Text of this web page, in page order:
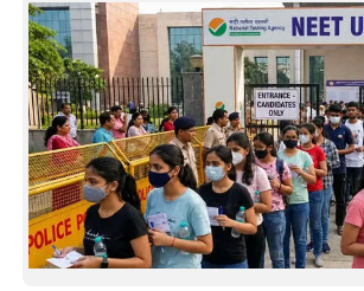
SPIRITUAL
INFO+
ART
ASTRO